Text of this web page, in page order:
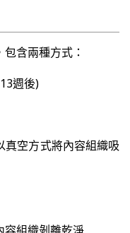
含兩種方式：
週後)
真空方式將內容組織吸